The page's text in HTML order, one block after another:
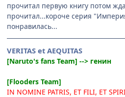
прочитал первую книгу потом
прочитал...короче серия
понравилась...
VERITAS et AEQUITAS
[Naruto's fans Team] --> генин
[Flooders Team]
IN NOMINE PATRIS, ET FILI, ET